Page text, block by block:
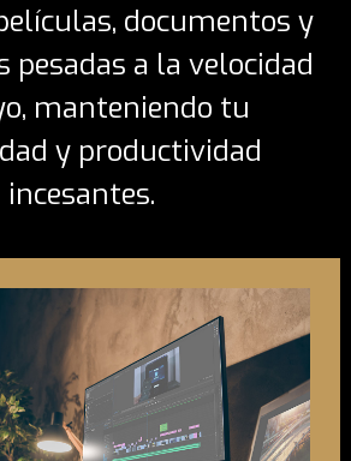
documentos y
pesadas a la velocidad
manteniendo tu
y productividad
incesantes.